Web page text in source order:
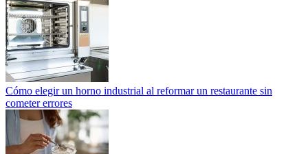
Cómo elegir un horno industrial al reformar un restaurante sin
cometer errores